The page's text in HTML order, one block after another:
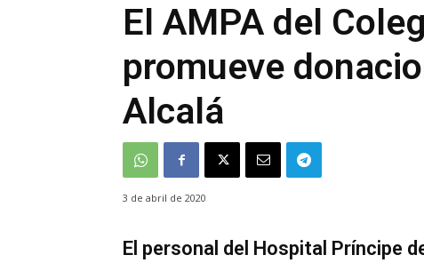
El AMPA del
promueve
Alcalá
3 de abril de 2020
El personal del Hospital Príncipe